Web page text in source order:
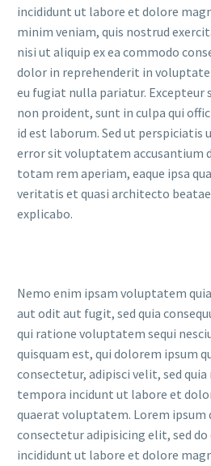
incididunt ut labore et dolore
minim veniam, quis nostrud
nisi ut aliquip ex ea commodo
dolor in reprehenderit in
eu fugiat nulla pariatur. Excepteur
non proident, sunt in culpa qui
id est laborum. Sed ut perspiciatis
error sit voluptatem accusantium
totam rem aperiam, eaque ipsa
veritatis et quasi architecto
explicabo.
Nemo enim ipsam voluptatem
aut odit aut fugit, sed quia
qui ratione voluptatem sequi
quisquam est, qui dolorem ipsum
consectetur, adipisci velit, sed
tempora incidunt ut labore et
quaerat voluptatem. Lorem
consectetur adipisicing elit, sed
incididunt ut labore et dolore